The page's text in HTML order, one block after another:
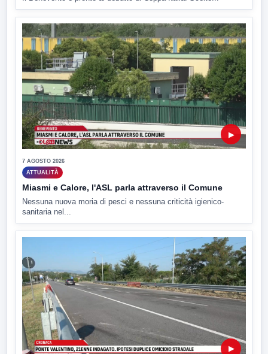
▶
7 AGOSTO 2026
ATTUALITÀ
Miasmi e Calore, l'ASL parla attraverso il Comune
Nessuna nuova moria di pesci e nessuna criticità igienico-
sanitaria nel...
▶